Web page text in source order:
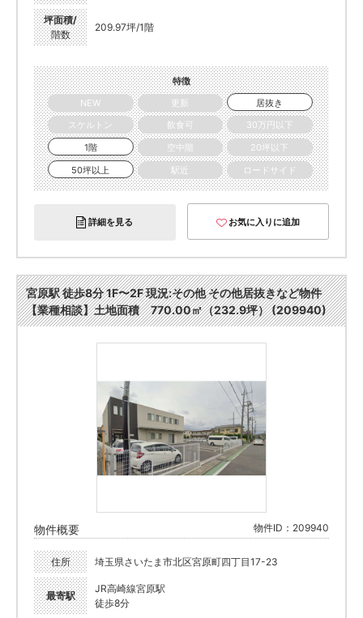
坪面積/
階数
209.97坪/1階
特徴
NEW
更新
居抜き
スケルトン
飲食可
30万円以下
1階
空中階
20坪以下
50坪以上
駅近 ロードサイド
詳細を見る お気に入りに追加
宮原駅 徒歩8分 1F〜2F 現況:その他 その他居抜きなど物件
【業種相談】土地面積 770.00㎡（232.9坪） (209940)
物件概要 物件ID：209940
住所 埼玉県さいたま市北区宮原町四丁目17-23
最寄駅
JR高崎線宮原駅
徒歩8分